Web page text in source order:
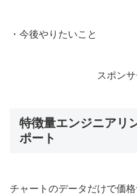
・今後やりたいこと
スポン
特徴量エンジニアリ
ポート
チャートのデータだけで価